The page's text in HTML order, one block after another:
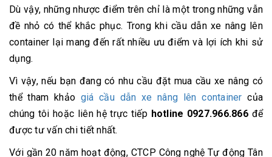
Dù vậy, những nhược điểm trên chỉ là một trong những vẫn
đề nhỏ có thể khắc phục. Trong khi cầu dẫn xe nâng lên
container lại mang đến rất nhiều ưu điểm và lợi ích khi sử
dụng.
Vì vậy, nếu bạn đang có nhu cầu đặt mua cầu xe nâng có
thể tham khảo giá cầu dẫn xe nâng lên container của
chúng tôi hoặc liên hệ trực tiếp hotline 0927.966.866để
được tư vấn chi tiết nhất.
Với gần 20 năm hoạt động, CTCP Công nghệ Tự động Tân